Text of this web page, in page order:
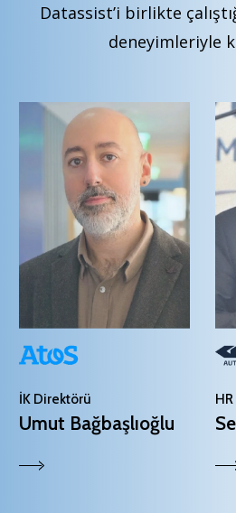
Datassist’i birlikte
deneyimleriyle
İK Direktörü
Umut Bağbaşlıoğlu